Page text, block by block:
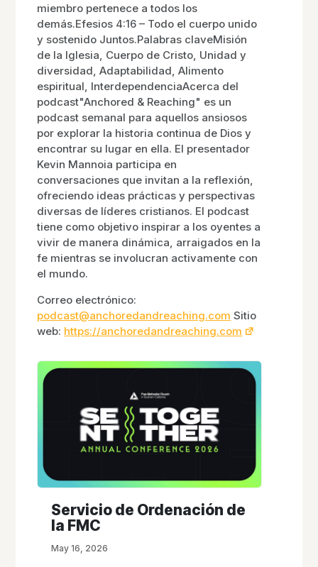
miembro pertenece a todos los
demás.Efesios 4:16 – Todo el cuerpo unido
y sostenido Juntos.Palabras claveMisión
de la Iglesia, Cuerpo de Cristo, Unidad y
diversidad, Adaptabilidad, Alimento
espiritual, InterdependenciaAcerca del
podcast"Anchored & Reaching" es un
podcast semanal para aquellos ansiosos
por explorar la historia continua de Dios y
encontrar su lugar en ella. El presentador
Kevin Mannoia participa en
conversaciones que invitan a la reflexión,
ofreciendo ideas prácticas y perspectivas
diversas de líderes cristianos. El podcast
tiene como objetivo inspirar a los oyentes a
vivir de manera dinámica, arraigados en la
fe mientras se involucran activamente con
el mundo.
Correo electrónico:
podcast@anchoredandreaching.com Sitio
web: https://anchoredandreaching.com
Servicio de Ordenación de
la FMC
May 16, 2026